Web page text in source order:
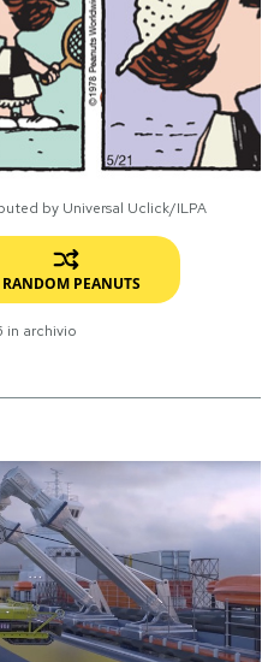
Media
Europa
Altrecose
Mondiali calcio 2026
by Universal Uclick/ILPA
RANDOM PEANUTS
in archivio